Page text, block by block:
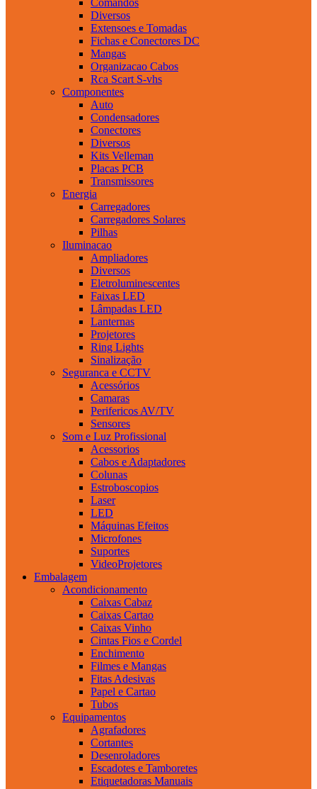
Diversos
Extensoes e Tomadas
Fichas e Conectores DC
Mangas
Organizacao Cabos
Rca Scart S-vhs
Componentes
Auto
Condensadores
Conectores
Diversos
Kits Velleman
Placas PCB
Transmissores
Energia
Carregadores
Carregadores Solares
Pilhas
Iluminacao
Ampliadores
Diversos
Eletroluminescentes
Faixas LED
Lâmpadas LED
Lanternas
Projetores
Ring Lights
Sinalização
Seguranca e CCTV
Acessórios
Camaras
Perifericos AV/TV
Sensores
Som e Luz Profissional
Acessorios
Cabos e Adaptadores
Colunas
Estroboscopios
Laser
LED
Máquinas Efeitos
Microfones
Suportes
VideoProjetores
Embalagem
Acondicionamento
Caixas Cabaz
Caixas Cartao
Caixas Vinho
Cintas Fios e Cordel
Enchimento
Filmes e Mangas
Fitas Adesivas
Papel e Cartao
Tubos
Equipamentos
Agrafadores
Cortantes
Desenroladores
Escadotes e Tamboretes
Etiquetadoras Manuais